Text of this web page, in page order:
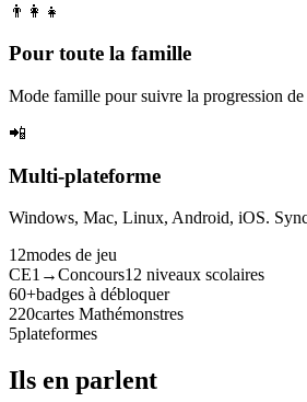
👨‍👩‍👧
Pour toute la famille
Mode famille pour suivre la progression
📲
Multi-plateforme
Windows, Mac, Linux, Android, iOS.
12modes de jeu
CE1→Concours12 niveaux scolaires
60+badges à débloquer
220cartes Mathémonstres
5plateformes
Ils en parlent